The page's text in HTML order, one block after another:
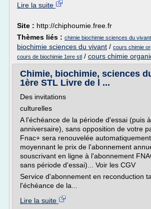
Lire la suite
Site : http://chiphoumie.free.fr
Thèmes liés : chimie biochimie sciences du
biochimie sciences du vivant / cours chimie
cours de biochimie 1ere stl / cours chimie
Chimie, biochimie, sciences
1ère STL Livre de l ...
Des invitations
culturelles
A l'échéance de la période d'essai (puis
anniversaire), sans opposition de votre
Fnac+ sera renouvelée
moyennant le prix de l'abonnement
souscrivant en ligne à l'abonnement
sans période d'essai)... Voir les CGV
Service d'abonnement en reconduction
l'échéance de la...
Lire la suite